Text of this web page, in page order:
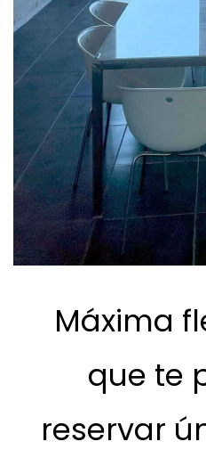
Máxima
que te
reservar